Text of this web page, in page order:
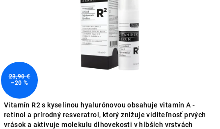
Vitamín R2 s kyselinou hyalurónovou obsahuje vitamín A -
retinol a prírodný resveratrol, ktorý znižuje viditeľnosť prvých
vrások a aktivuje molekulu dlhovekosti v hlbších vrstvách
23,90 €
–20 %